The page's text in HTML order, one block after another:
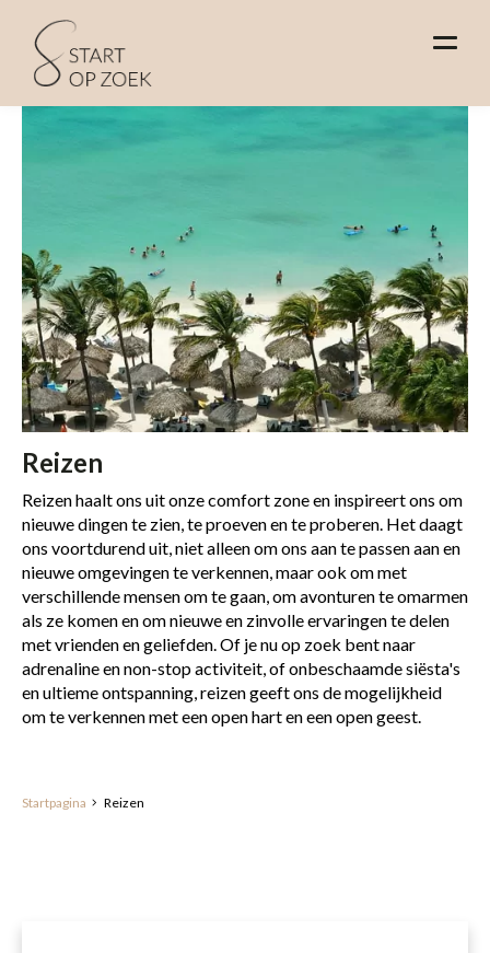
Reizen
Reizen haalt ons uit onze comfort zone en inspireert ons om
nieuwe dingen te zien, te proeven en te proberen. Het daagt
ons voortdurend uit, niet alleen om ons aan te passen aan en
nieuwe omgevingen te verkennen, maar ook om met
verschillende mensen om te gaan, om avonturen te omarmen
als ze komen en om nieuwe en zinvolle ervaringen te delen
met vrienden en geliefden. Of je nu op zoek bent naar
adrenaline en non-stop activiteit, of onbeschaamde siësta's
en ultieme ontspanning, reizen geeft ons de mogelijkheid
om te verkennen met een open hart en een open geest.
Startpagina Reizen